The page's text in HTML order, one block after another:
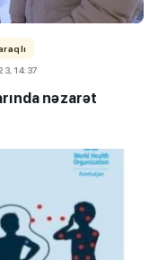
14:37
nəzarət